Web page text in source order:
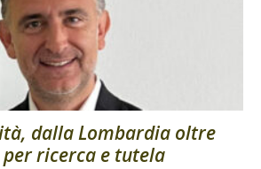
dalla Lombardia oltre
ricerca e tutela